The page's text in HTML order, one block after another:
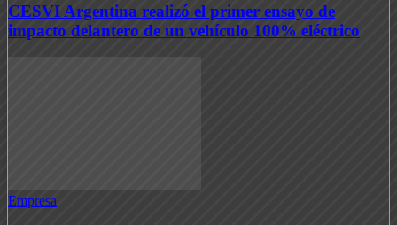
CESVI Argentina realizó el primer ensayo de
impacto delantero de un vehículo 100% eléctrico
Empresa